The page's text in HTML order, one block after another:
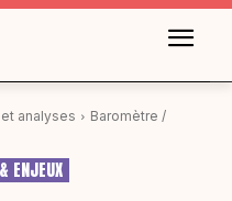
analyses
Baromètre /
ENJEUX